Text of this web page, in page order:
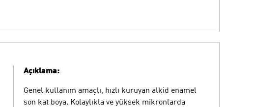
Açıklama:
Genel kullanım amaçlı, hızlı kuruyan alkid enamel
son kat boya. Kolaylıkla ve yüksek mikronlarda